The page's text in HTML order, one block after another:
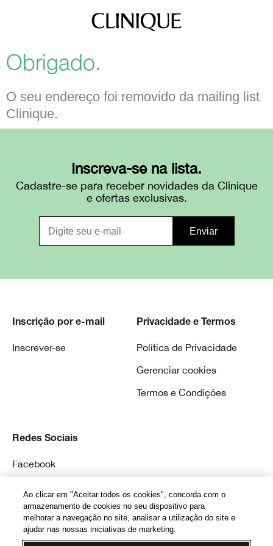
Obrigado.
O seu endereço foi removido da mailing list
Clinique.
Inscreva-se na lista.
Cadastre-se para receber novidades da Clinique
e ofertas exclusivas.
Inscrição por e-mail
Inscrever-se
Privacidade e Termos
Política de Privacidade
Gerenciar cookies
Termos e Condições
Redes Sociais
Facebook
Ao clicar em "Aceitar todos os cookies", concorda com o
armazenamento de cookies no seu dispositivo para
melhorar a navegação no site, analisar a utilização do site e
ajudar nas nossas iniciativas de marketing.